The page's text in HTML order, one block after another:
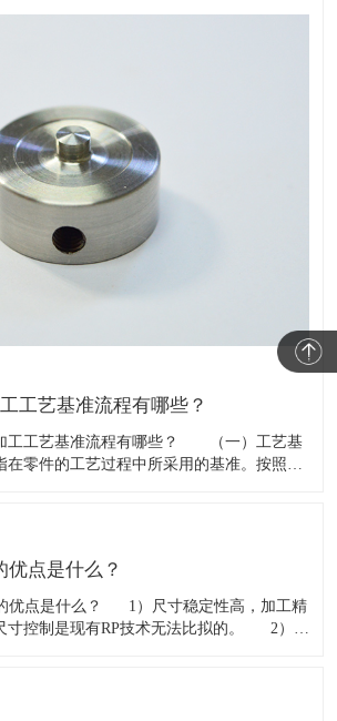
工艺基准流程有哪些？
工艺基准流程有哪些？ （一）工艺基
件的工艺过程中所采用的基准。按照用
优点是什么？
优点是什么？ 1）尺寸稳定性高，加工精
寸控制是现有RP技术无法比拟的。 2）材